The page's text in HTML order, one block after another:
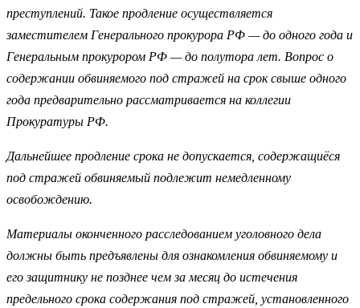
преступлений. Такое продление осуществляется
заместителем Генерального прокурора РФ — до одного года и
Генеральным прокурором РФ — до полутора лет. Вопрос о
содержании обвиняемого под стражей на срок свыше одного
года предварительно рассматривается на коллегии
Прокуратуры РФ.
Дальнейшее продление срока не допускается, содержащиёся
под стражей обвиняемый подлежит немедленному
освобождению.
Материалы оконченного расследованием уголовного дела
должны быть предъявлены для ознакомления обвиняемому и
его защитнику не позднее чем за месяц до истечения
предельного срока содержания под стражей, установленного